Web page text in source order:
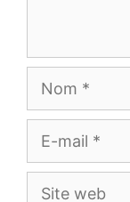
Nom
E-
mail
Site